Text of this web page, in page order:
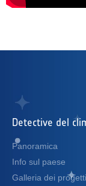
Detective del
Panoramica
Info sul paese
Galleria dei